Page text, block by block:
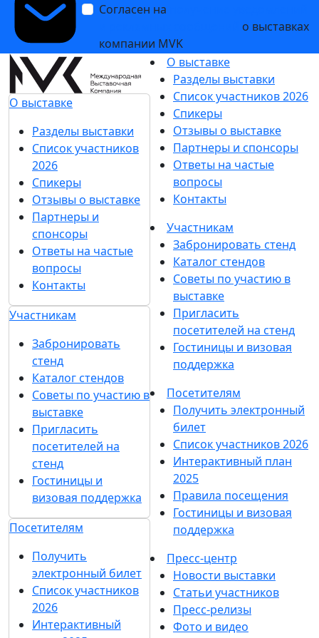
Согласен на
о выставках
компании MVK
О выставке
Разделы выставки
Список участников
2026
Спикеры
Отзывы о выставке
Партнеры и
спонсоры
Ответы на частые
вопросы
Контакты
Участникам
Забронировать
стенд
Каталог стендов
Советы по участию в
выставке
Пригласить
посетителей на
стенд
Гостиницы и
визовая поддержка
Посетителям
Получить
электронный билет
Список участников
2026
Интерактивный
О выставке
Разделы выставки
Список участников 2026
Спикеры
Отзывы о выставке
Партнеры и спонсоры
Ответы на частые
вопросы
Контакты
Участникам
Забронировать стенд
Каталог стендов
Советы по участию в
выставке
Пригласить
посетителей на стенд
Гостиницы и визовая
поддержка
Посетителям
Получить электронный
билет
Список участников 2026
Интерактивный план
2025
Правила посещения
Гостиницы и визовая
поддержка
Пресс-центр
Новости выставки
Статьи участников
Пресс-релизы
Фото и видео